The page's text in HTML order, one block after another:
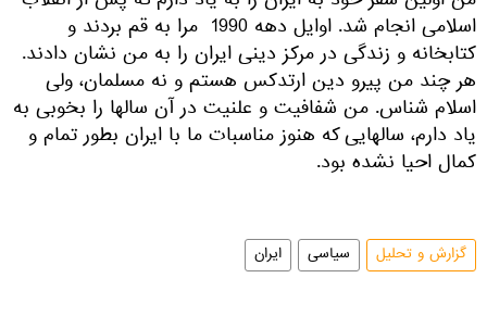
اسلامی انجام شد. اوایل دهه 1990 مرا به قم بردند و
کتابخانه و زندگی در مرکز دینی ایران را به من نشان دادند.
هر چند من پیرو دین ارتدکس هستم و نه مسلمان، ولی
اسلام شناس. من شفافیت و علنیت در آن سالها را بخوبی به
یاد دارم، سالهایی که هنوز مناسبات ما با ایران بطور تمام و
کمال احیا نشده بود.
گزارش و تحلیل سیاسی ایران